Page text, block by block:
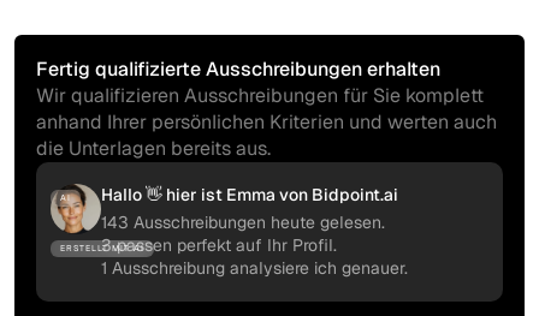
Fertig qualifizierte Ausschreibungen erhalten
Wir qualifizieren Ausschreibungen für Sie komplett
anhand Ihrer persönlichen Kriterien und werten auch
die Unterlagen bereits aus.
AI
ERSTELLT MIT AI
Hallo 👋 hier ist Emma von Bidpoint.ai
143 Ausschreibungen heute gelesen.
3 passen perfekt auf Ihr Profil.
1 Ausschreibung analysiere ich genauer.